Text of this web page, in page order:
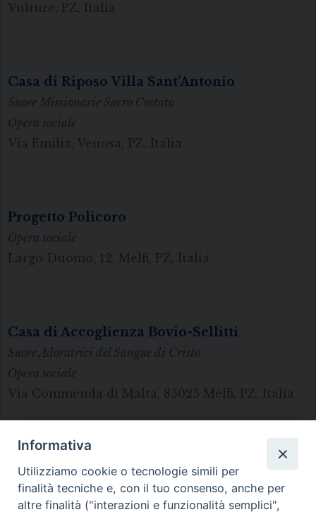
Vulture, PZ, Italia
Casa di Riposo Villa Sant’Antonio
Suore Missionarie Sacro Costato
Opera sociale
Via Emilia, Venosa, PZ, Italia
Progetto Policoro
Opera sociale
Largo Duomo, 12, Melfi, PZ, Italia
Casa di Accoglienza Bovio-Sellitti
Suore Adoratrici del Sangue di Cristo
Opera sociale
Via Commenda di Malta, 85025 Melfi, PZ, Italia
1 Pagina successiva »
Informativa
Utilizziamo cookie o tecnologie simili per
finalità tecniche e, con il tuo consenso, anche per
altre finalità ("interazioni e funzionalità semplici",